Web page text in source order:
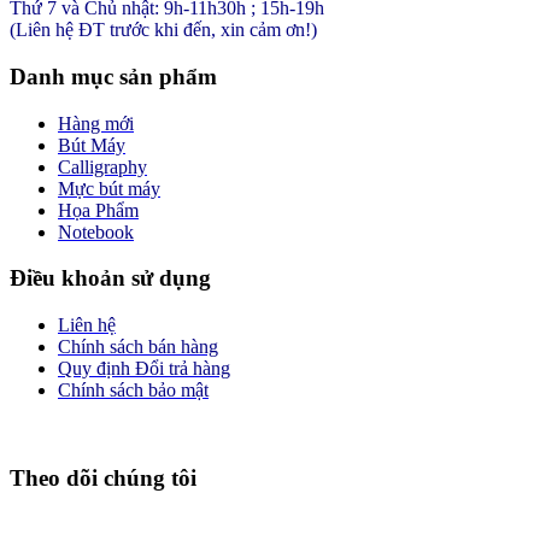
Thứ 7 và Chủ nhật: 9h-11h30h ; 15h-19h
(Liên hệ ĐT trước khi đến, xin cảm ơn!)
Danh mục sản phẩm
Hàng mới
Bút Máy
Calligraphy
Mực bút máy
Họa Phẩm
Notebook
Điều khoản sử dụng
Liên hệ
Chính sách bán hàng
Quy định Đổi trả hàng
Chính sách bảo mật
Theo dõi chúng tôi